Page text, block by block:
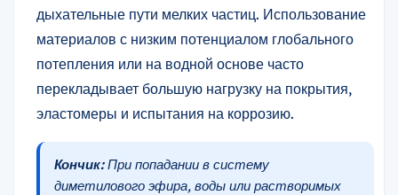
дыхательные пути мелких частиц. Использование
материалов с низким потенциалом глобального
потепления или на водной основе часто
перекладывает большую нагрузку на покрытия,
эластомеры и испытания на коррозию.
Кончик:При попадании в систему
диметилового эфира, воды или растворимых